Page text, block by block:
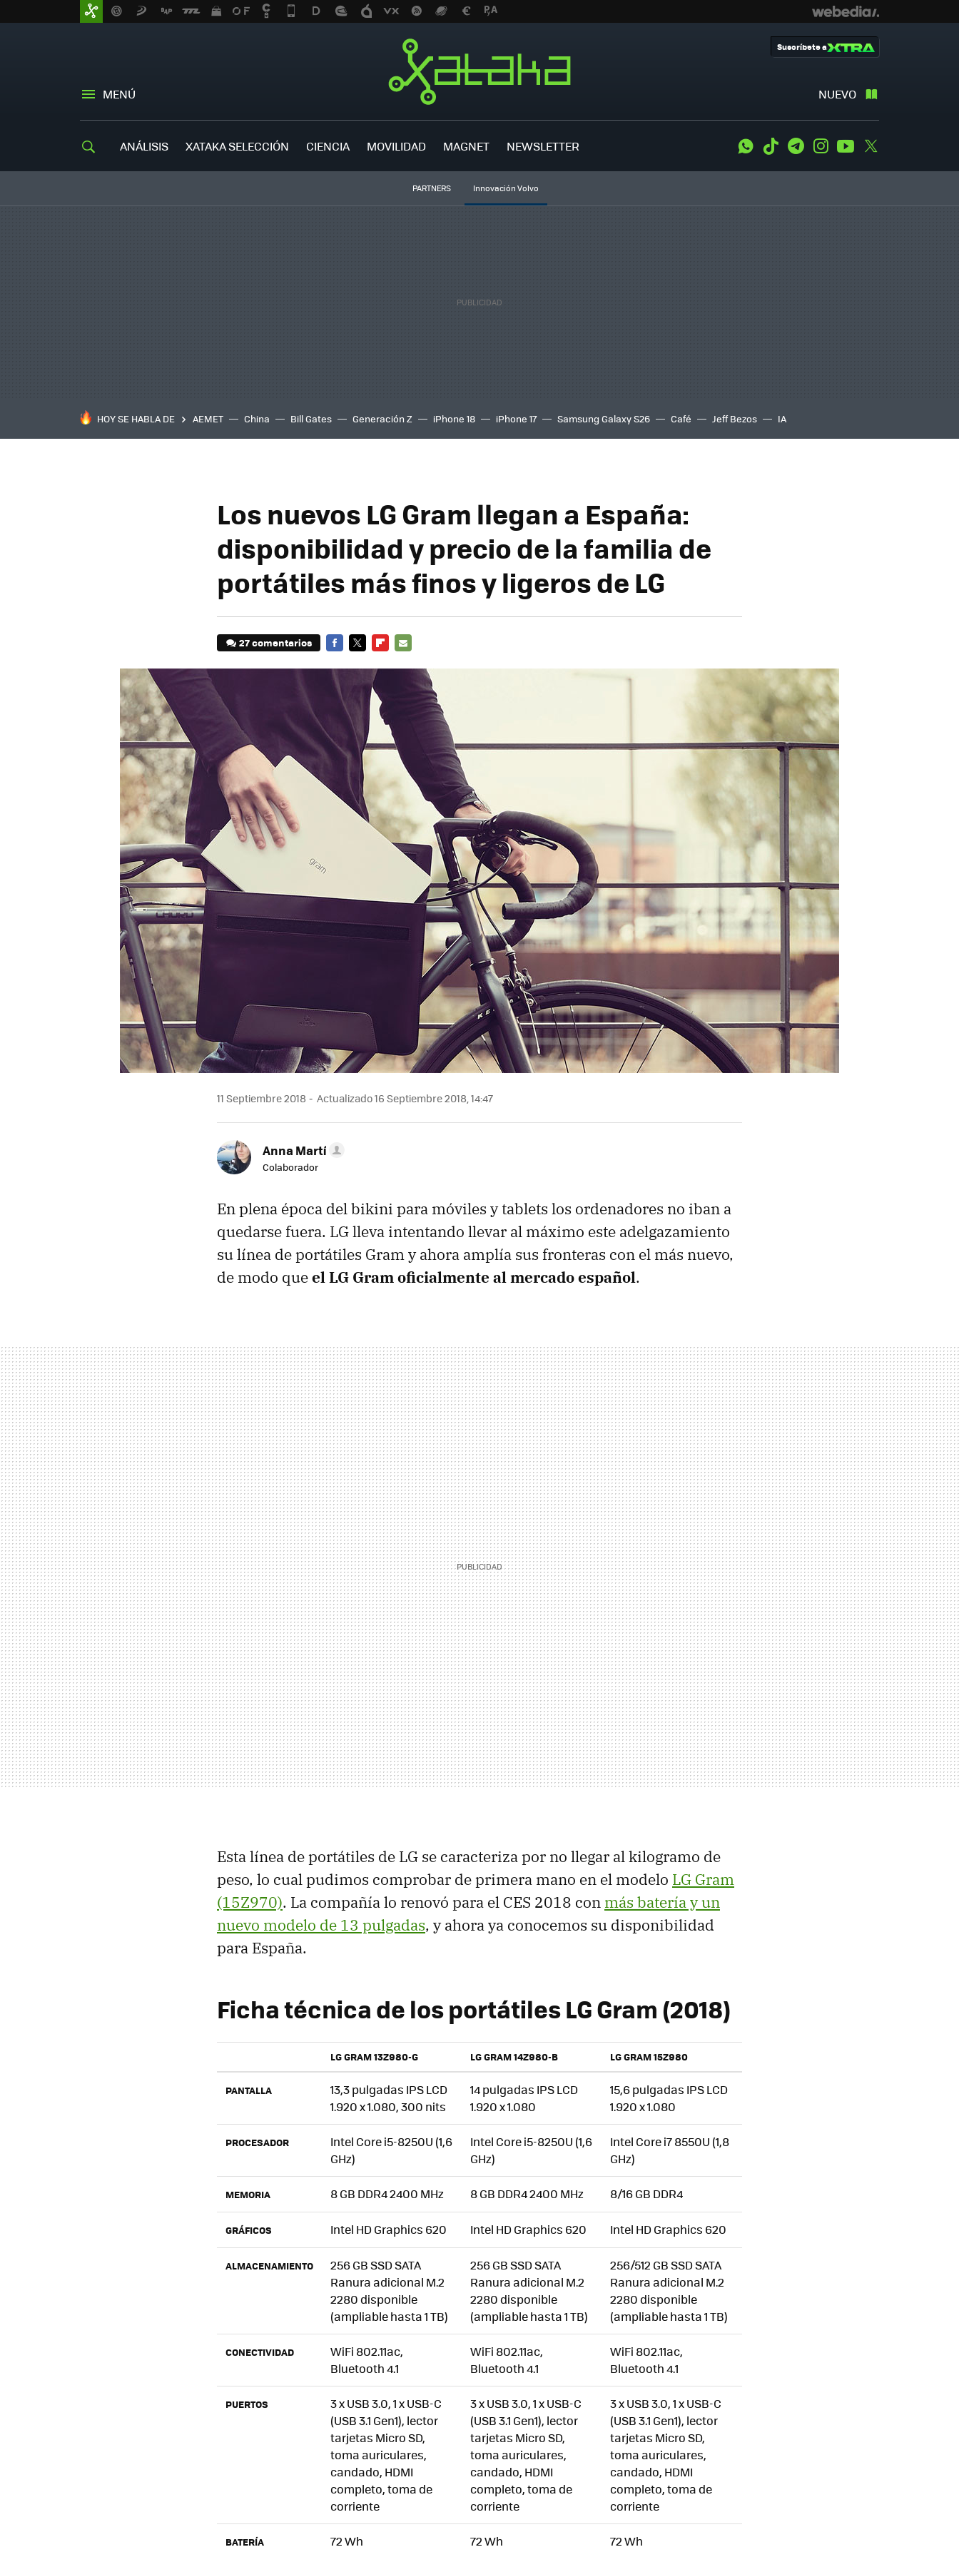
MENÚ NUEVO
Suscríbete a
ANÁLISIS XATAKA SELECCIÓN CIENCIA MOVILIDAD MAGNET NEWSLETTER WhatsApp
Tiktok TelegramInstagramYoutube
PARTNERS Innovación Volvo
HOY SE HABLA DE AEMET China Bill Gates Generación Z iPhone 18 iPhone 17 Samsung Galaxy S26 Café Jeff Bezos IA
Los nuevos LG Gram llegan a España:
disponibilidad y precio de la familia de
portátiles más finos y ligeros de LG
27 comentarios
11 Septiembre 2018 Actualizado 16 Septiembre 2018, 14:47
Anna Martí
Colaborador
En plena época del bikini para móviles y tablets los ordenadores no iban a
quedarse fuera. LG lleva intentando llevar al máximo este adelgazamiento
su línea de portátiles Gram y ahora amplía sus fronteras con el más nuevo,
de modo queel LG Gram oficialmente al mercado español.
Esta línea de portátiles de LG se caracteriza por no llegar al kilogramo de
peso, lo cual pudimos comprobar de primera mano en el modelo LG Gram
(15Z970). La compañía lo renovó para el CES 2018 con más batería y un
nuevo modelo de 13 pulgadas, y ahora ya conocemos su disponibilidad
para España.
Ficha técnica de los portátiles LG Gram (2018)
LG GRAM 13Z980-G LG GRAM 14Z980-B LG GRAM 15Z980
PANTALLA
13,3 pulgadas IPS LCD
1.920 x 1.080, 300 nits
14 pulgadas IPS LCD
1.920 x 1.080
15,6 pulgadas IPS LCD
1.920 x 1.080
PROCESADOR
Intel Core i5-8250U (1,6
GHz)
Intel Core i5-8250U (1,6
GHz)
Intel Core i7 8550U (1,8
GHz)
MEMORIA 8 GB DDR4 2400 MHz 8 GB DDR4 2400 MHz 8/16 GB DDR4
GRÁFICOS Intel HD Graphics 620 Intel HD Graphics 620 Intel HD Graphics 620
ALMACENAMIENTO
256 GB SSD SATA
Ranura adicional M.2
2280 disponible
(ampliable hasta 1 TB)
256 GB SSD SATA
Ranura adicional M.2
2280 disponible
(ampliable hasta 1 TB)
256/512 GB SSD SATA
Ranura adicional M.2
2280 disponible
(ampliable hasta 1 TB)
CONECTIVIDAD
WiFi 802.11ac,
Bluetooth 4.1
WiFi 802.11ac,
Bluetooth 4.1
WiFi 802.11ac,
Bluetooth 4.1
PUERTOS
3 x USB 3.0, 1 x USB-C
(USB 3.1 Gen1), lector
tarjetas Micro SD,
toma auriculares,
candado, HDMI
completo, toma de
corriente
3 x USB 3.0, 1 x USB-C
(USB 3.1 Gen1), lector
tarjetas Micro SD,
toma auriculares,
candado, HDMI
completo, toma de
corriente
3 x USB 3.0, 1 x USB-C
(USB 3.1 Gen1), lector
tarjetas Micro SD,
toma auriculares,
candado, HDMI
completo, toma de
corriente
BATERÍA 72 Wh 72 Wh 72 Wh